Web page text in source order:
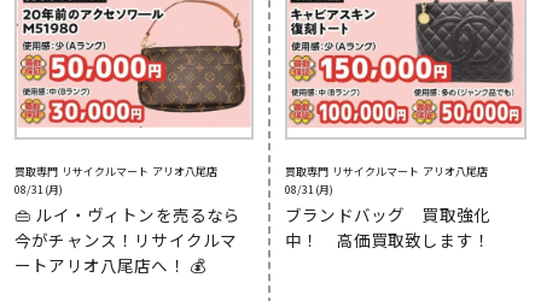
買取専門 リサイクルマート アリオ八尾店
08/31(月)
👜 ルイ・ヴィトンを売るなら
今がチャンス！リサイクルマ
ートアリオ八尾店へ！ 💰
買取専門 リサイクルマート アリオ八尾店
08/31(月)
ブランドバッグ 買取強化
中！ 高価買取致します！